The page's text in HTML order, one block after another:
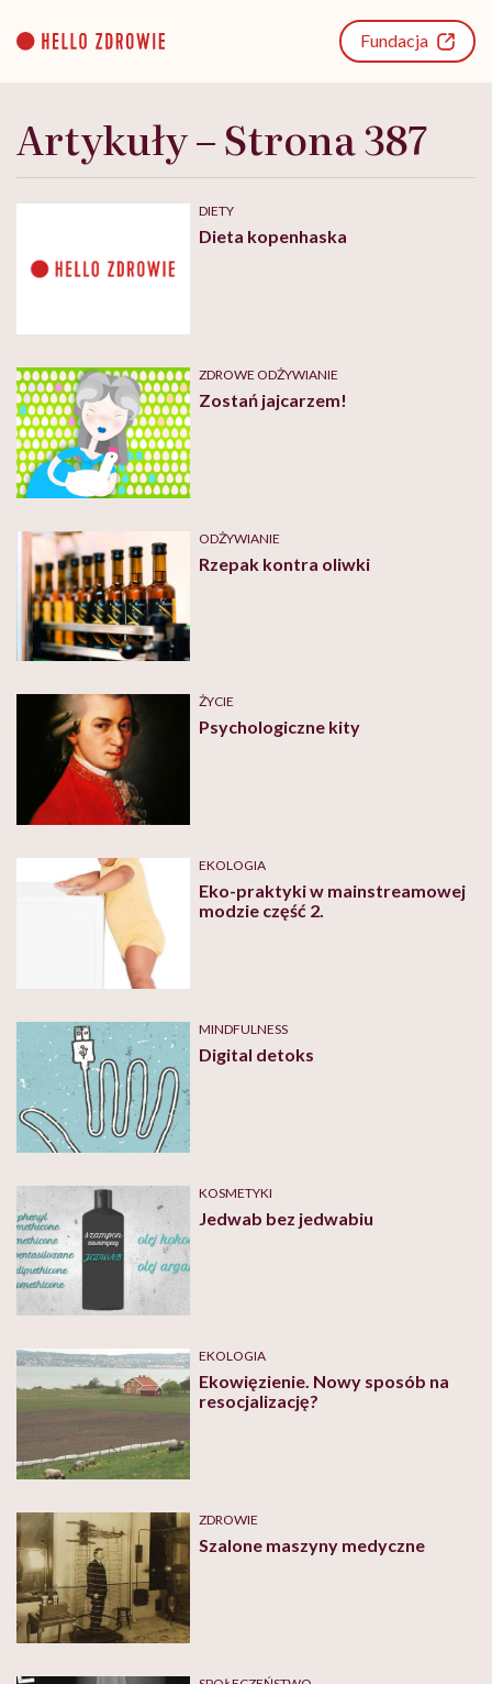
content
Fundacja
Artykuły – Strona 387
DIETY
Dieta kopenhaska
ZDROWE ODŻYWIANIE
Zostań jajcarzem!
ODŻYWIANIE
Rzepak kontra oliwki
ŻYCIE
Psychologiczne kity
EKOLOGIA
Eko-praktyki w mainstreamowej
modzie część 2.
MINDFULNESS
Digital detoks
KOSMETYKI
Jedwab bez jedwabiu
EKOLOGIA
Ekowięzienie. Nowy sposób na
resocjalizację?
ZDROWIE
Szalone maszyny medyczne